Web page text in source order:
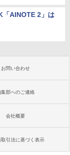
「AINOTE 2」は
お問い合わせ
集部へのご連絡
会社概要
取引法に基づく表示